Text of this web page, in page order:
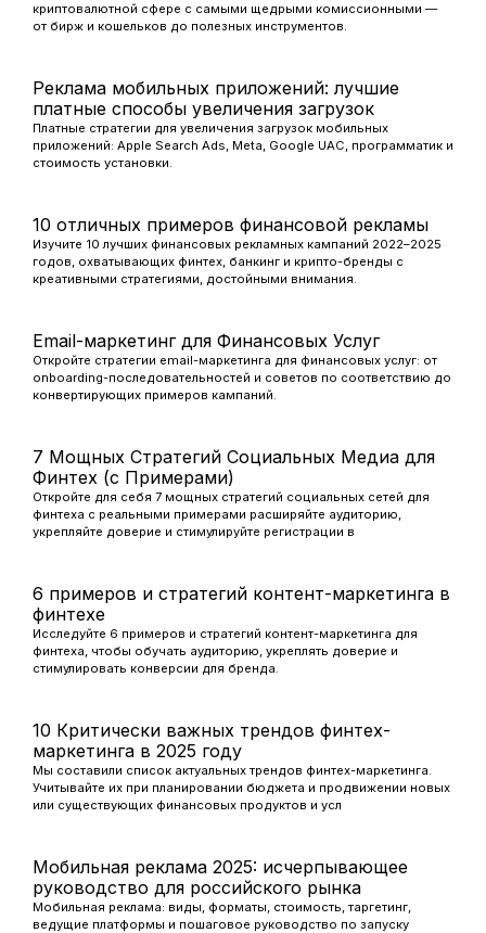
криптовалютной сфере с самыми щедрыми комиссионными —
от бирж и кошельков до полезных инструментов.
Реклама мобильных приложений: лучшие
платные способы увеличения загрузок
Платные стратегии для увеличения загрузок мобильных
приложений: Apple Search Ads, Meta, Google UAC, программатик и
стоимость установки.
10 отличных примеров финансовой рекламы
Изучите 10 лучших финансовых рекламных кампаний 2022–2025
годов, охватывающих финтех, банкинг и крипто-бренды с
креативными стратегиями, достойными внимания.
Email-маркетинг для Финансовых Услуг
Откройте стратегии email-маркетинга для финансовых услуг: от
onboarding-последовательностей и советов по соответствию до
конвертирующих примеров кампаний.
7 Мощных Стратегий Социальных Медиа для
Финтех (с Примерами)
Откройте для себя 7 мощных стратегий социальных сетей для
финтеха с реальными примерами расширяйте аудиторию,
укрепляйте доверие и стимулируйте регистрации в
6 примеров и стратегий контент-маркетинга в
финтехе
Исследуйте 6 примеров и стратегий контент-маркетинга для
финтеха, чтобы обучать аудиторию, укреплять доверие и
стимулировать конверсии для бренда.
10 Критически важных трендов финтех-
маркетинга в 2025 году
Мы составили список актуальных трендов финтех-маркетинга.
Учитывайте их при планировании бюджета и продвижении новых
или существующих финансовых продуктов и усл
Мобильная реклама 2025: исчерпывающее
руководство для российского рынка
Мобильная реклама: виды, форматы, стоимость, таргетинг,
ведущие платформы и пошаговое руководство по запуску